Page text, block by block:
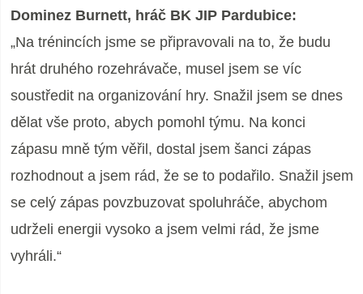
Dominez Burnett, hráč BK JIP Pardubice:
„Na trénincích jsme se připravovali na to, že budu
hrát druhého rozehrávače, musel jsem se víc
soustředit na organizování hry. Snažil jsem se dnes
dělat vše proto, abych pomohl týmu. Na konci
zápasu mně tým věřil, dostal jsem šanci zápas
rozhodnout a jsem rád, že se to podařilo. Snažil jsem
se celý zápas povzbuzovat spoluhráče, abychom
udrželi energii vysoko a jsem velmi rád, že jsme
vyhráli.“